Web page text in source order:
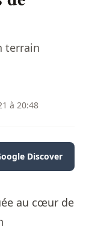
terrain
à 20:48
Discover
au cœur de